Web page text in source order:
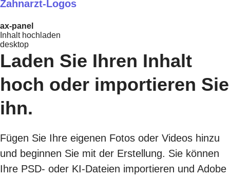
Zahnarzt-Logos
ax-panel
Inhalt hochladen
desktop
Laden Sie Ihren Inhalt
hoch oder importieren Sie
ihn.
Fügen Sie Ihre eigenen Fotos oder Videos hinzu
und beginnen Sie mit der Erstellung. Sie können
Ihre PSD- oder KI-Dateien importieren und Adobe